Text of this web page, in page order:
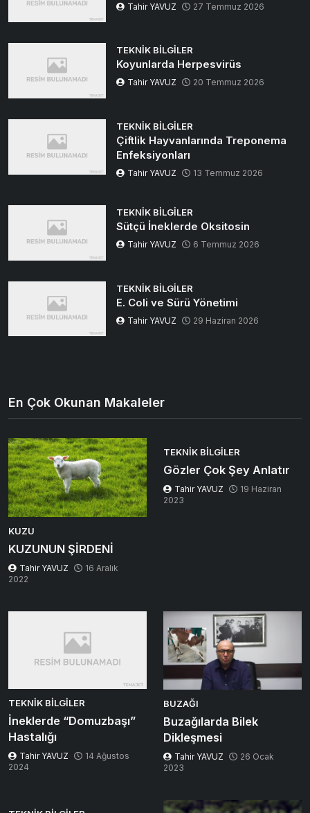
Tahir YAVUZ 27 Temmuz 2026
TEKNIK BILGILER
Koyunlarda Herpesvirüs
Tahir YAVUZ 20 Temmuz 2026
TEKNIK BILGILER
Çiftlik Hayvanlarında Treponema
Enfeksiyonları
Tahir YAVUZ 13 Temmuz 2026
TEKNIK BILGILER
Sütçü İneklerde Oksitosin
Tahir YAVUZ 6 Temmuz 2026
TEKNIK BILGILER
E. Coli ve Sürü Yönetimi
Tahir YAVUZ 29 Haziran 2026
En Çok Okunan Makaleler
KUZU
KUZUNUN ŞİRDENİ
Tahir YAVUZ
16 Aralık
2022
TEKNIK BILGILER
Gözler Çok Şey Anlatır
Tahir YAVUZ
19 Haziran
2023
TEKNIK BILGILER
İneklerde “Domuzbaşı”
Hastalığı
Tahir YAVUZ
14 Ağustos
2024
BUZAĞI
Buzağılarda Bilek
Dikleşmesi
Tahir YAVUZ
26 Ocak
2023